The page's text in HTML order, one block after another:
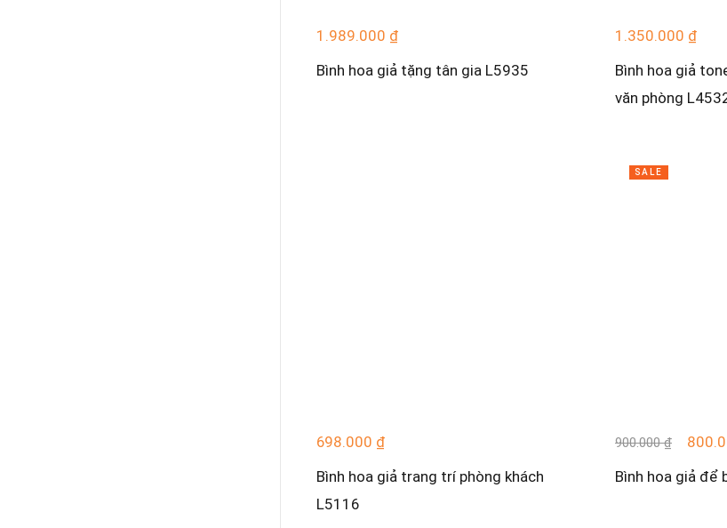
1.989.000 ₫
Bình hoa giả tặng tân gia L5935
1.350.000 ₫
Bình hoa giả
văn phòng
698.000 ₫
Bình hoa giả trang trí phòng khách
L5116
SALE
900.000₫
Bình hoa giả để